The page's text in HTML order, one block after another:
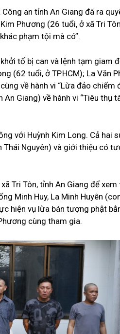
an tỉnh An Giang đã ra
Phương (26 tuổi, ở xã Tri
phạm tội mà có”.
tố bị can và lệnh tạm giam
(62 tuổi, ở TP.HCM); La Văn
về hành vi “Lừa đảo chiếm
Giang) về hành vi “Tiêu thụ
với Huỳnh Kim Long. Cả hai
Nguyên) và giới thiệu có
Tri Tôn, tỉnh An Giang để
Minh Huy, La Minh Huyên
hiện vụ lừa bán tượng phật
cùng tham gia.